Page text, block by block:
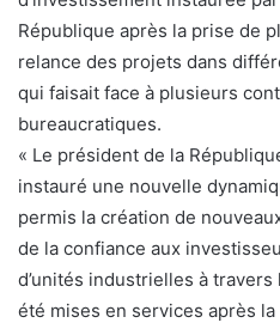
République après la prise de
relance des projets dans
qui faisait face à plusieurs
bureaucratiques.
« Le président de la
instauré une nouvelle
permis la création de
de la confiance aux
d’unités industrielles à
été mises en services après